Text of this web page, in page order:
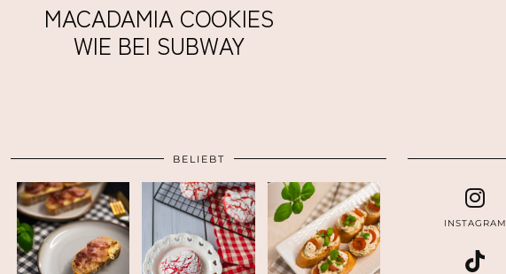
MACADAMIA COOKIES
WIE BEI SUBWAY
BELIEBT
INSTAGRAM